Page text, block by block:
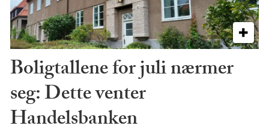
Boligtallene for juli nærmer
seg: Dette venter
Handelsbanken